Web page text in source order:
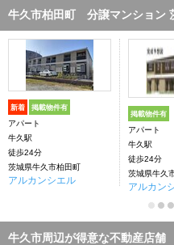
牛久市柏田町 分譲マンション
新着 掲載物件有
アパート
牛久駅
徒歩24分
茨城県牛久市柏田町
アルカンシエル
掲載物件有
アパート
牛久駅
徒歩24分
茨城県牛久
アルカン
牛久市周辺が得意な不動産店舗